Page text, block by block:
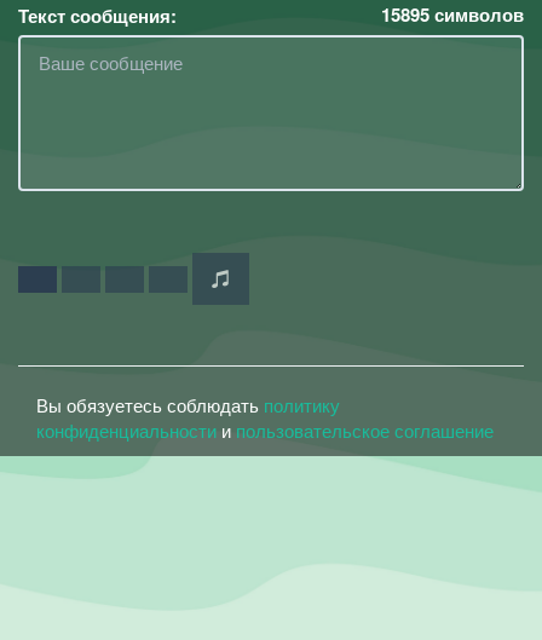
Текст сообщения: 15895символов
Вы обязуетесь соблюдать политику
конфиденциальности и пользовательское соглашение